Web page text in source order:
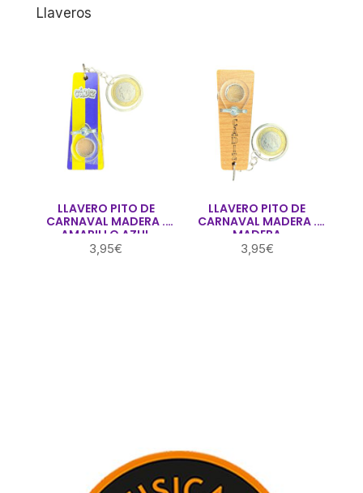
Llaveros
LLAVERO PITO DE
CARNAVAL MADERA .
AMARILLO AZUL
3,95€
LLAVERO PITO DE
CARNAVAL MADERA .
MADERA
3,95€